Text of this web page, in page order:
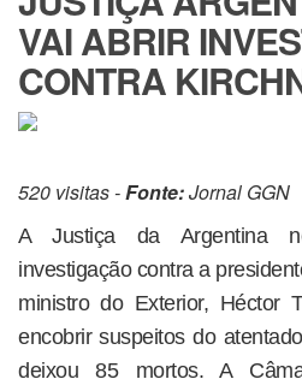
VAI ABRIR
CONTRA
520 visitas -Fonte:Jornal GGN
A Justiça da Argentina
investigação contra a
ministro do Exterior, Héctor
encobrir suspeitos do
deixou 85 mortos. A